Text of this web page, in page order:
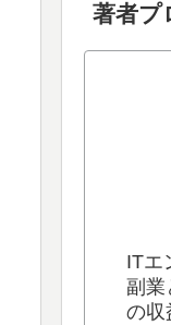
著者プ
ITエ
副業
の収